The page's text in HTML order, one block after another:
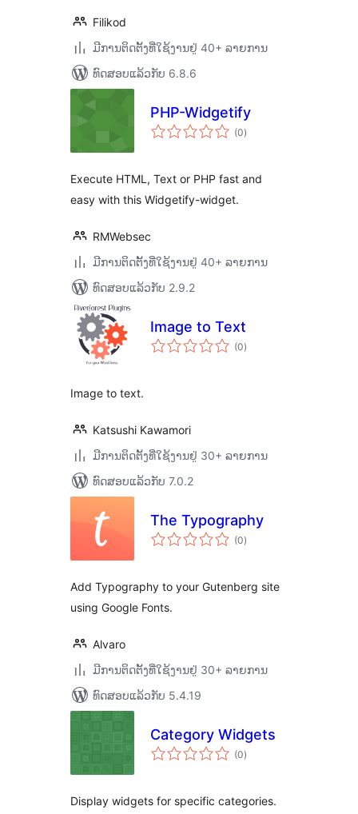
Filikod
ມີການຕິດຕັ້ງທີ່ໃຊ້ງານຢູ່ 40+ ລາຍການ
ທົດສອບແລ້ວກັບ 6.8.6
PHP-Widgetify
(0ຄະແນນ
ທັງໝົດ
)
Execute HTML, Text or PHP fast and
easy with this Widgetify-widget.
RMWebsec
ມີການຕິດຕັ້ງທີ່ໃຊ້ງານຢູ່ 40+ ລາຍການ
ທົດສອບແລ້ວກັບ 2.9.2
Image to Text
(0ຄະແນນ
ທັງໝົດ
)
Image to text.
Katsushi Kawamori
ມີການຕິດຕັ້ງທີ່ໃຊ້ງານຢູ່ 30+ ລາຍການ
ທົດສອບແລ້ວກັບ 7.0.2
The Typography
(0ຄະແນນ
ທັງໝົດ
)
Add Typography to your Gutenberg site
using Google Fonts.
Alvaro
ມີການຕິດຕັ້ງທີ່ໃຊ້ງານຢູ່ 30+ ລາຍການ
ທົດສອບແລ້ວກັບ 5.4.19
Category Widgets
(0ຄະແນນ
ທັງໝົດ
)
Display widgets for specific categories.